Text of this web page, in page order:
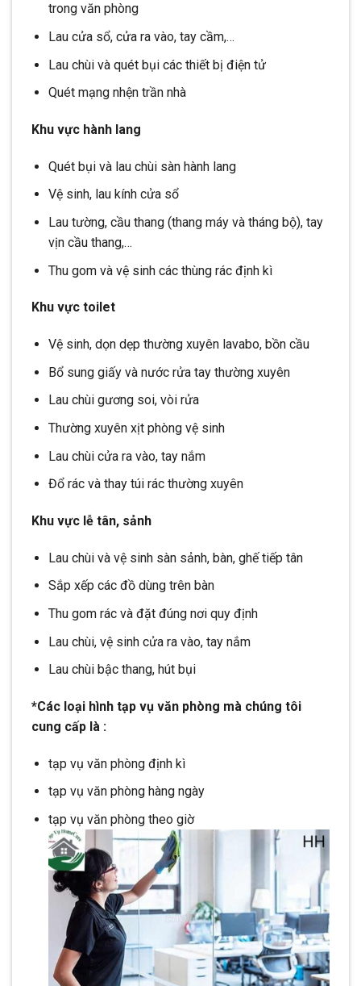
trong văn phòng
Lau cửa sổ, cửa ra vào, tay cầm,…
Lau chùi và quét bụi các thiết bị điện tử
Quét mạng nhện trần nhà
Khu vực hành lang
Quét bụi và lau chùi sàn hành lang
Vệ sinh, lau kính cửa sổ
Lau tường, cầu thang (thang máy và tháng bộ), tay
vịn cầu thang,…
Thu gom và vệ sinh các thùng rác định kì
Khu vực toilet
Vệ sinh, dọn dẹp thường xuyên lavabo, bồn cầu
Bổ sung giấy và nước rửa tay thường xuyên
Lau chùi gương soi, vòi rửa
Thường xuyên xịt phòng vệ sinh
Lau chùi cửa ra vào, tay nắm
Đổ rác và thay túi rác thường xuyên
Khu vực lễ tân, sảnh
Lau chùi và vệ sinh sàn sảnh, bàn, ghế tiếp tân
Sắp xếp các đồ dùng trên bàn
Thu gom rác và đặt đúng nơi quy định
Lau chùi, vệ sinh cửa ra vào, tay nắm
Lau chùi bậc thang, hút bụi
*Các loại hình tạp vụ văn phòng mà chúng tôi
cung cấp là :
tạp vụ văn phòng định kì
tạp vụ văn phòng hàng ngày
tạp vụ văn phòng theo giờ